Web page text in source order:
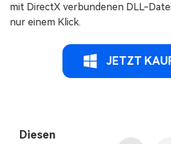
mit DirectX verbundenen DLL-
nur einem Klick.
JETZT
Diesen